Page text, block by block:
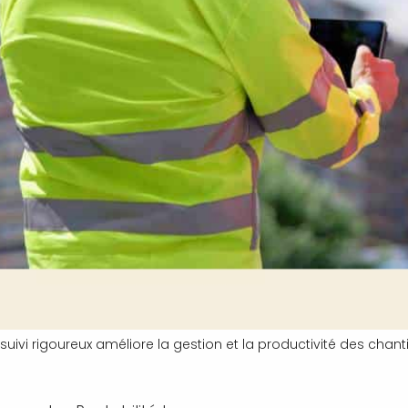
rigoureux améliore la gestion et la productivité des